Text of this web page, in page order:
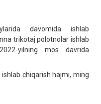
davomida ishlab
trikotaj polotnolar ishlab
yilning mos davrida
chiqarish hajmi, ming